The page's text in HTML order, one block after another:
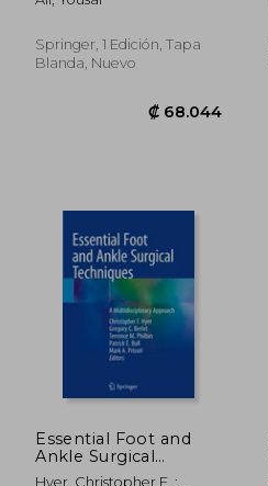
Casebook (en Inglés)
Springer, 1 Edición, Tapa
Blanda, Nuevo
Essential Foot and
Ankle Surgical
Techniques: A
Hyer, Christopher F. ;